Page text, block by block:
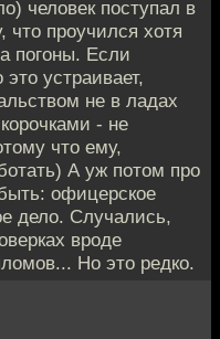
человек поступал в
что проучился хотя
погоны. Если
устраивает,
не в ладах
- не
что ему,
А уж потом про
офицерское
дело. Случались,
вроде
Но это редко.